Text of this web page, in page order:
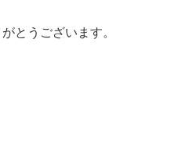
とうございます。